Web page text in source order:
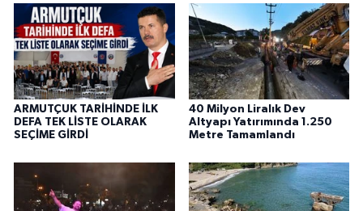
ARMUTÇUK TARİHİNDE İLK
DEFA TEK LİSTE OLARAK
SEÇİME GİRDİ
40 Milyon Liralık Dev
Altyapı Yatırımında 1.250
Metre Tamamlandı